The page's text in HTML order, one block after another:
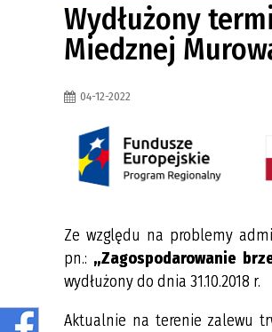
Wydłużony
Miedznej
04-12-2022
Ze względu na problemy
pn.: „Zagospodarowanie
wydłużony do dnia 31.10.2018 r.
Aktualnie na terenie zalewu